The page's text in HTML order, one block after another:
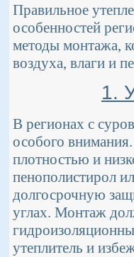
Правильное
особенностей
методы монтажа,
воздуха, влаги и
1.
В регионах с
особого
плотностью и
пенополистирол
долгосрочную
углах. Монтаж
утеплитель и